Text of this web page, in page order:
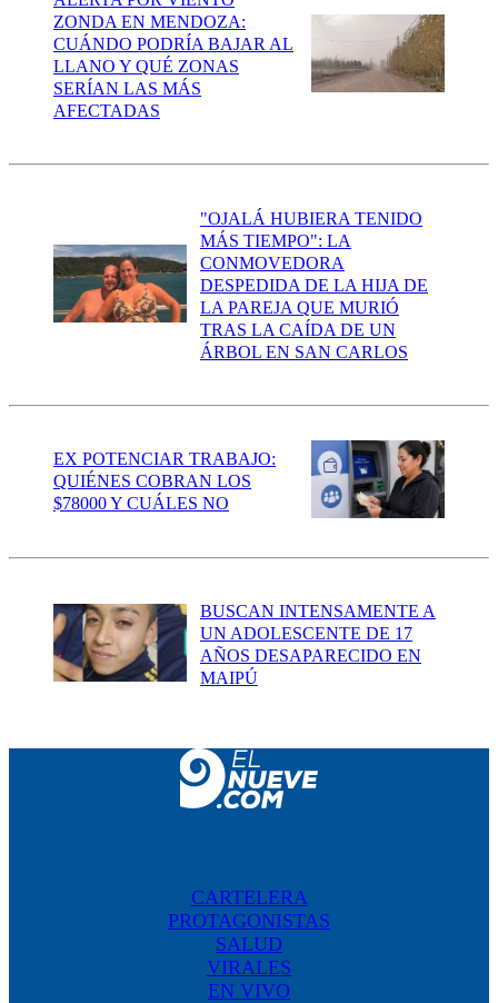
ZONDA EN MENDOZA:
CUÁNDO PODRÍA BAJAR AL
LLANO Y QUÉ ZONAS
SERÍAN LAS MÁS
AFECTADAS
"OJALÁ HUBIERA TENIDO
MÁS TIEMPO": LA
CONMOVEDORA
DESPEDIDA DE LA HIJA DE
LA PAREJA QUE MURIÓ
TRAS LA CAÍDA DE UN
ÁRBOL EN SAN CARLOS
EX POTENCIAR TRABAJO:
QUIÉNES COBRAN LOS
$78000 Y CUÁLES NO
BUSCAN INTENSAMENTE A
UN ADOLESCENTE DE 17
AÑOS DESAPARECIDO EN
MAIPÚ
CARTELERA
PROTAGONISTAS
SALUD
VIRALES
EN VIVO